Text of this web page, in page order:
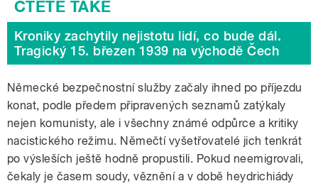
Kroniky zachytily nejistotu lidí, co bude dál.
Tragický 15. březen 1939 na východě Čech
Německé bezpečnostní služby začaly ihned po příjezdu
konat, podle předem připravených seznamů zatýkaly
nejen komunisty, ale i všechny známé odpůrce a kritiky
nacistického režimu. Němečtí vyšetřovatelé jich tenkrát
po výsleších ještě hodně propustili. Pokud neemigrovali,
čekaly je časem soudy, věznění a v době heydrichiády